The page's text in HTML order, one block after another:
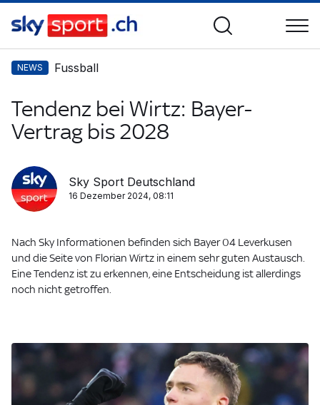
NEWS Fussball
Tendenz bei Wirtz: Bayer-
Vertrag bis 2028
Sky Sport Deutschland
16 Dezember 2024, 08:11
Nach Sky Informationen befinden sich Bayer 04 Leverkusen
und die Seite von Florian Wirtz in einem sehr guten Austausch.
Eine Tendenz ist zu erkennen, eine Entscheidung ist allerdings
noch nicht getroffen.